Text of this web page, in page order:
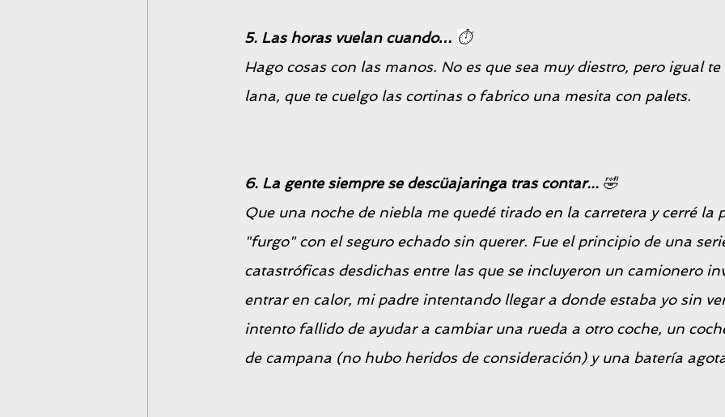
5. Las horas vuelan cuando… ⏱
Hago cosas con las manos. No es que sea muy diestro, pero igual
lana, que te cuelgo las cortinas o fabrico una mesita con palets.
6. La gente siempre se descüajaringa tras contar... 🤣
Que una noche de niebla me quedé tirado en la carretera y cerré la
"furgo" con el seguro echado sin querer. Fue el principio de una
catastróficas desdichas entre las que se incluyeron un camionero
entrar en calor, mi padre intentando llegar a donde estaba yo sin
intento fallido de ayudar a cambiar una rueda a otro coche, un
de campana (no hubo heridos de consideración) y una batería